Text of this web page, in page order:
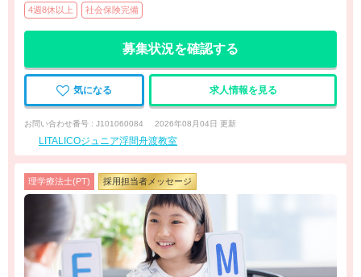
4週8休以上 社会保険完備
募集状況を確認する
気になる 求人情報を見る
お問い合わせ番号 : J101060084 2026年08月04日 更新
LITALICOジュニア浮間舟渡教室
理学療法士(PT) 採用担当者メッセージ